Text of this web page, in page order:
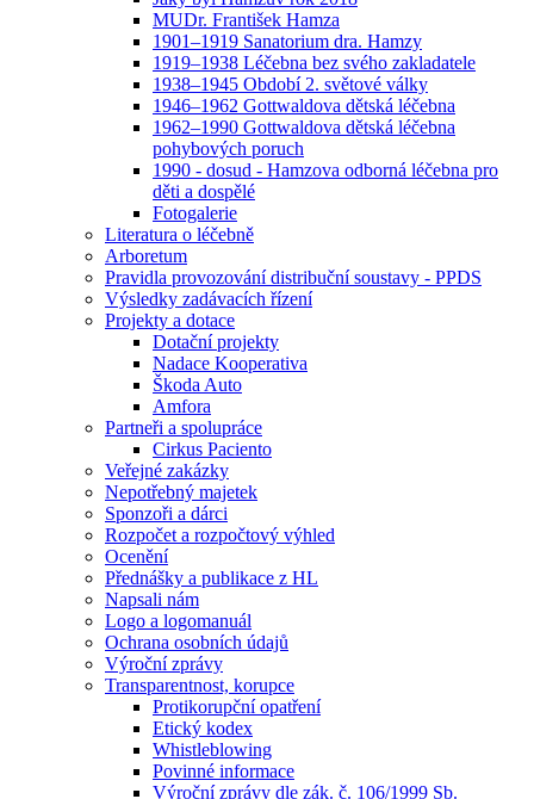
MUDr. František Hamza
1901–1919 Sanatorium dra. Hamzy
1919–1938 Léčebna bez svého zakladatele
1938–1945 Období 2. světové války
1946–1962 Gottwaldova dětská léčebna
1962–1990 Gottwaldova dětská léčebna
pohybových poruch
1990 - dosud - Hamzova odborná léčebna pro
děti a dospělé
Fotogalerie
Literatura o léčebně
Arboretum
Pravidla provozování distribuční soustavy - PPDS
Výsledky zadávacích řízení
Projekty a dotace
Dotační projekty
Nadace Kooperativa
Škoda Auto
Amfora
Partneři a spolupráce
Cirkus Paciento
Veřejné zakázky
Nepotřebný majetek
Sponzoři a dárci
Rozpočet a rozpočtový výhled
Ocenění
Přednášky a publikace z HL
Napsali nám
Logo a logomanuál
Ochrana osobních údajů
Výroční zprávy
Transparentnost, korupce
Protikorupční opatření
Etický kodex
Whistleblowing
Povinné informace
Výroční zprávy dle zák. č. 106/1999 Sb.